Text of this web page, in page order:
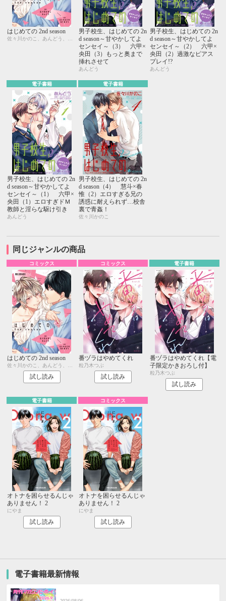
はじめての 2nd season
男子校生、はじめての 2n
d season～甘やかしてよ
センセイ～（3） 六甲×
央田（3）もっと奥まで
挿れさせて
あんどう
男子校生、はじめての 2n
d season～甘やかしてよ
センセイ～（2） 六甲×
央田（2）過激なピアス
プレイ!?
あんどう
電子書籍
男子校生、はじめての 2n
d season～甘やかしてよ
センセイ～（1） 六甲×
央田（1）エロすぎドＭ
教師と淫らな駆け引き
あんどう
電子書籍
男子校生、はじめての 2n
d season（4） 慧斗×春
惟（2）エロすぎる兄の
誘惑に耐えられず…校舎
裏で青姦！
佐々川かのこ
同じジャンルの商品
コミックス
はじめての 2nd season
佐々川かのこ、あんどう、GINGER BERRY
試し読み
コミックス
番ヅラはやめてくれ
粒乃木つぶ
試し読み
電子書籍
番ヅラはやめてくれ【電
子限定かきおろし付】
粒乃木つぶ
試し読み
電子書籍
オトナを困らせるんじゃ
ありません！ 2
にやま
試し読み
コミックス
オトナを困らせるんじゃ
ありません！ 2
にやま
試し読み
電子書籍最新情報